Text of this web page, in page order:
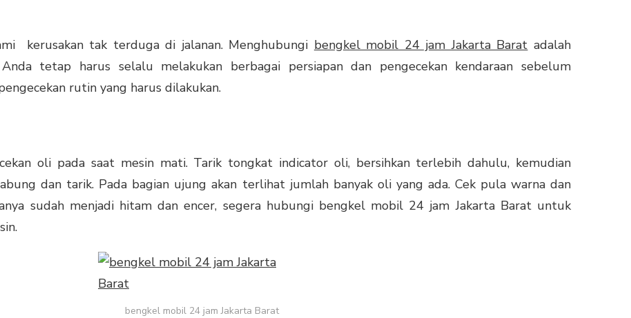
kerusakan tak terduga di jalanan. Menghubungi bengkel mobil 24 jam Jakarta Barat adalah
tetap harus selalu melakukan berbagai persiapan dan pengecekan kendaraan sebelum
rutin yang harus dilakukan.
oli pada saat mesin mati. Tarik tongkat indicator oli, bersihkan terlebih dahulu, kemudian
dan tarik. Pada bagian ujung akan terlihat jumlah banyak oli yang ada. Cek pula warna dan
sudah menjadi hitam dan encer, segera hubungi bengkel mobil 24 jam Jakarta Barat untuk
bengkel mobil 24 jam Jakarta Barat